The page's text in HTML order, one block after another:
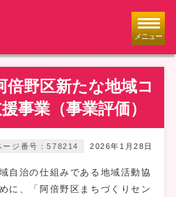
メニュー
野区新たな地域コ
事業（事業評価）
2026年1月28日
ージ番号：578214
自治の仕組みである地域活動協
に、「阿倍野区まちづくりセン